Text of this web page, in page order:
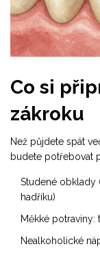
Co si
zákroku
Než půjdete spát
budete potřebovat
Studené obklady
hadříku)
Měkké potraviny:
Nealkoholické